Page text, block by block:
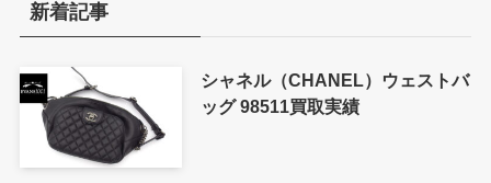
新着記事
シャネル（CHANEL）ウェストバ
ッグ 98511買取実績